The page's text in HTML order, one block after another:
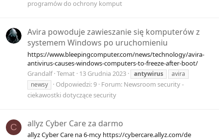
programów do ochrony komput
Avira powoduje zawieszanie się komputerów z
systemem Windows po uruchomieniu
https://www.bleepingcomputer.com/news/technology/avira-
antivirus-causes-windows-computers-to-freeze-after-boot/
Grandalf Temat 13 Grudnia 2023 antywirus
avira
newsy
Odpowiedzi: 9 Forum: Newsroom security -
ciekawostki dotyczące security
C allyz Cyber Care za darmo
allyz Cyber Care na 6-mcy https://cybercare.allyz.com/de